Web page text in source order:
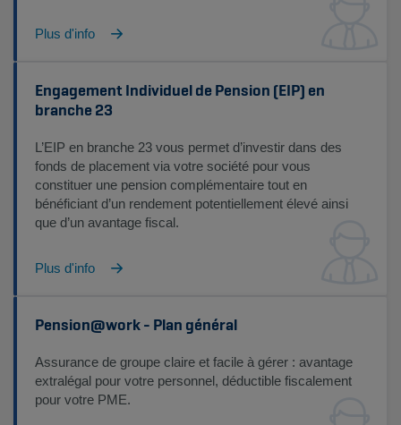
Plus d'info
Engagement Individuel de Pension (EIP) en
branche 23
L’EIP en branche 23 vous permet d’investir dans des
fonds de placement via votre société pour vous
constituer une pension complémentaire tout en
bénéficiant d’un rendement potentiellement élevé ainsi
que d’un avantage fiscal.
Plus d'info
Pension@work - Plan général
Assurance de groupe claire et facile à gérer : avantage
extralégal pour votre personnel, déductible fiscalement
pour votre PME.